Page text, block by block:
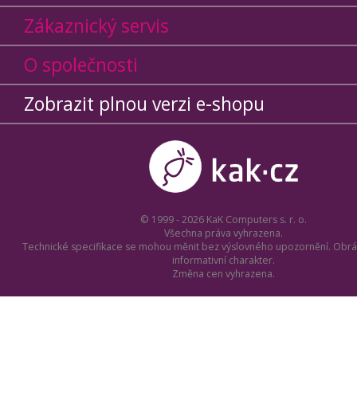
Zákaznický servis
O společnosti
Zobrazit plnou verzi e-shopu
© 1999 - 2026 KaK Computers s. r. o.
Všechna práva vyhrazena.
Technické specifikace se mohou měnit bez výslovného upozornění.
informativní charakter.
Změna cen vyhrazena.